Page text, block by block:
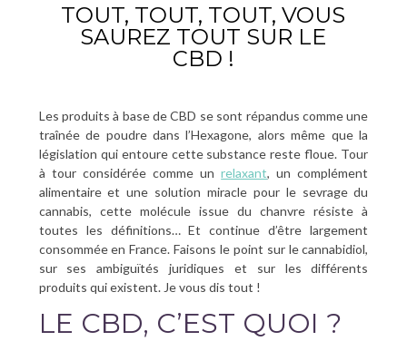
TOUT, TOUT, TOUT, VOUS
SAUREZ TOUT SUR LE
CBD !
Les produits à base de CBD se sont répandus comme une
traînée de poudre dans l’Hexagone, alors même que la
législation qui entoure cette substance reste floue. Tour
à tour considérée comme unrelaxant, un complément
alimentaire et une solution miracle pour le sevrage du
cannabis, cette molécule issue du chanvre résiste à
toutes les définitions… Et continue d’être largement
consommée en France. Faisons le point sur le cannabidiol,
sur ses ambiguïtés juridiques et sur les différents
produits qui existent. Je vous dis tout !
LE CBD, C’EST QUOI ?